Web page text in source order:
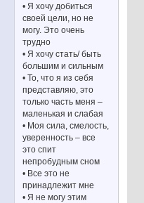
• Я хочу добиться
своей цели, но не
могу. Это очень
трудно
• Я хочу стать/ быть
большим и сильным
• То, что я из себя
представляю, это
только часть меня –
маленькая и слабая
• Моя сила, смелость,
уверенность – все
это спит
непробудным сном
• Все это не
принадлежит мне
• Я не могу этим